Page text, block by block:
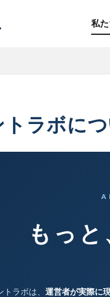
私
ラボに
もっと
ラボは、 運営者が実際に